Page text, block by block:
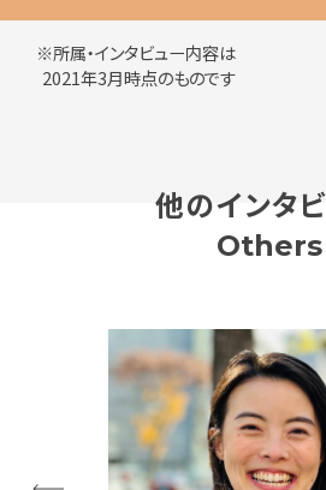
※所属・インタビュー内容は
2021年3月時点のものです
他のインタ
Others